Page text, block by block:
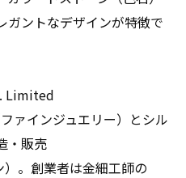
ガントなデザインが特徴で
Limited
ァインジュエリー）とシル
・販売
。創業者は金細工師の